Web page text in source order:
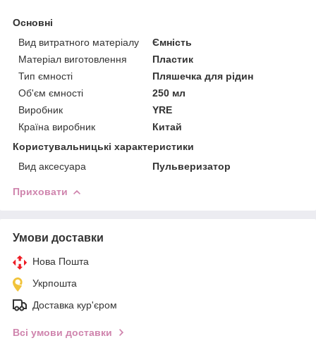
Основні
Вид витратного матеріалу
Ємність
Матеріал виготовлення
Пластик
Тип ємності
Пляшечка для рідин
Об'єм ємності
250 мл
Виробник
YRE
Країна виробник
Китай
Користувальницькі характеристики
Вид аксесуара
Пульверизатор
Приховати
Умови доставки
Нова Пошта
Укрпошта
Доставка кур'єром
Всі умови доставки